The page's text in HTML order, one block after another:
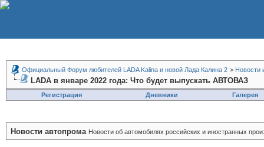
Официальный Форум любителей LADA Kalina и новой Лада Калина 2 > Новости
LADA в январе 2022 года: Что будет выпускать АВТОВАЗ
Регистрация Дневники Галерея
Новости автопрома Новости об автомобилях российских и иностранных